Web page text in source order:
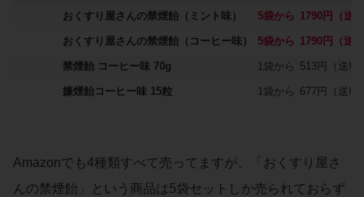
おくすり屋さんの禁煙飴（ミント味） 5袋から 1790円（送
おくすり屋さんの禁煙飴（コーヒー味） 5袋から 1790円（送
禁煙飴 コーヒー味 70g 1袋から 513円（送料
嫌煙飴コーヒー味 15粒 1袋から 677円（送料
Amazonでも4種類すべて売ってますが、「おくすり屋さ
んの禁煙飴」という商品は5袋セットしか売られておらず